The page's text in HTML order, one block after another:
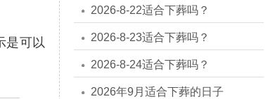
是可以
2026-8-22适合下葬吗？
2026-8-23适合下葬吗？
2026-8-24适合下葬吗？
2026年9月适合下葬的日子